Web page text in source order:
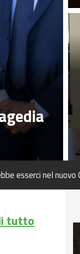
aveva 100 anni
tutto